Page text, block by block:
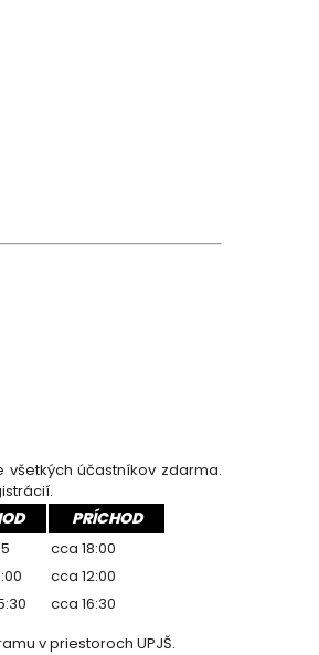
účastníkov zdarma.
PRÍCHOD
cca 18:00
cca 12:00
cca 16:30
v priestoroch UPJŠ.